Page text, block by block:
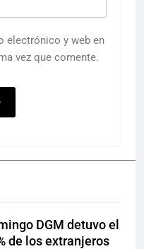
electrónico y web en
vez que comente.
DGM detuvo el
de los extranjeros